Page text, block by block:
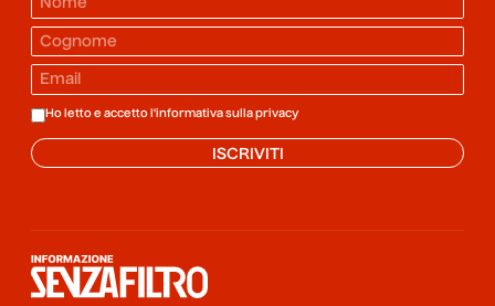
Ho letto e accetto l'informativa sulla privacy
ISCRIVITI